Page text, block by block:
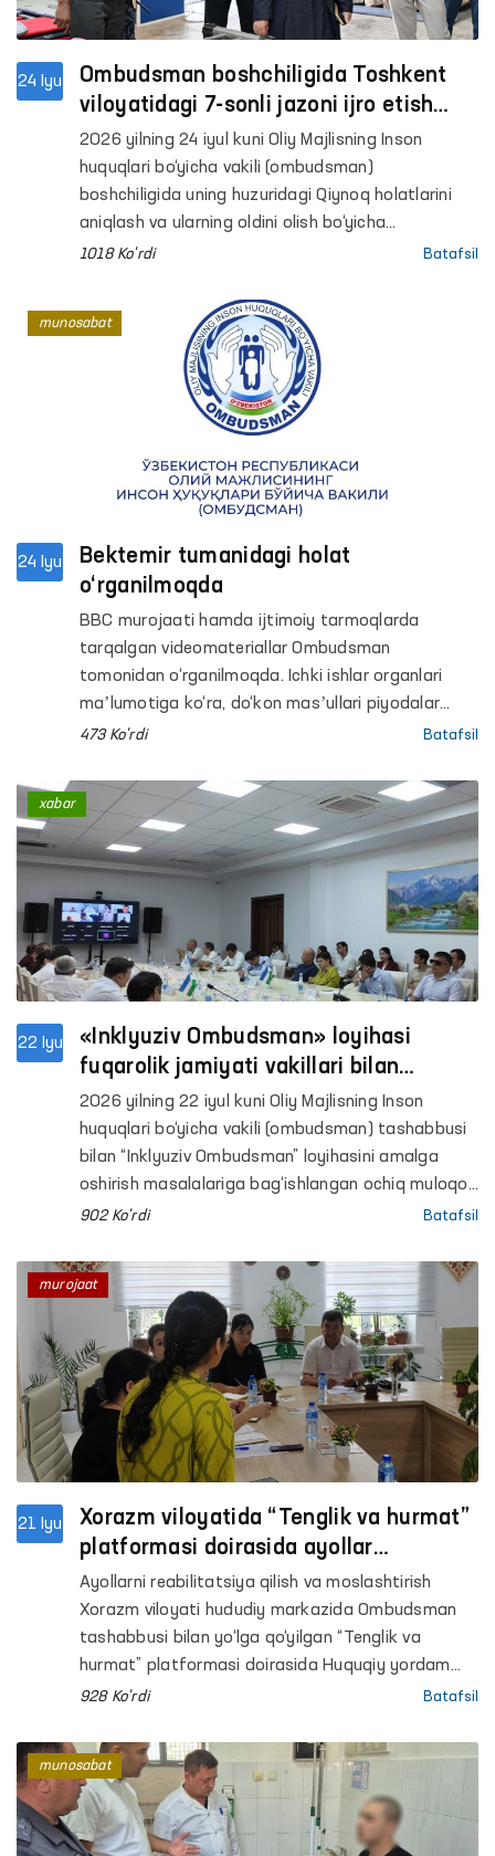
24 Iyu
Ombudsman boshchiligida Toshkent
viloyatidagi 7-sonli jazoni ijro etish
koloniyasida monitoring o‘tkazildi
2026 yilning 24 iyul kuni Oliy Majlisning Inson
huquqlari bo‘yicha vakili (ombudsman)
boshchiligida uning huzuridagi Qiynoq holatlarini
aniqlash va ularning oldini olish bo‘yicha
jamoatchilik guruhi aʼzolari Toshkent viloyatidagi
tashrifini amalga oshirdi.
1018 Ko'rdi Batafsil
24 Iyu
Bektemir tumanidagi holat
o‘rganilmoqda
BBC murojaati hamda ijtimoiy tarmoqlarda
tarqalgan videomateriallar Ombudsman
tomonidan o‘rganilmoqda. Ichki ishlar organlari
maʼlumotiga ko‘ra, do‘kon masʼullari piyodalar
yo‘lidagi qurilish materiallarini olib tashlash
talablar bajarilmagan va ikki nafar fuqaro
maʼmuriy javobgarlikka tortilgan. Murojaatda esa
ularni IIB binosiga olib borish jarayonida ortiqcha
kuch ishlatilgani bildirilgan. Ichki ishlar organlari
mazkur vajni rad etib, xodimlar o‘z vakolatlari
doirasida harakat qilganini maʼlum qilgan.
473 Ko'rdi Batafsil
munosabat
22 Iyu
«Inklyuziv Ombudsman» loyihasi
fuqarolik jamiyati vakillari bilan
muhokama qilindi
2026 yilning 22 iyul kuni Oliy Majlisning Inson
huquqlari bo‘yicha vakili (ombudsman) tashabbusi
bilan “Inklyuziv Ombudsman” loyihasini amalga
oshirish masalalariga bag‘ishlangan ochiq muloqot
o‘tkazildi.
902 Ko'rdi Batafsil
xabar
21 Iyu
Xorazm viloyatida “Tenglik va hurmat”
platformasi doirasida ayollar
murojaatlari o‘rganildi va hal etildi
Ayollarni reabilitatsiya qilish va moslashtirish
Xorazm viloyati hududiy markazida Ombudsman
tashabbusi bilan yo‘lga qo‘yilgan “Tenglik va
hurmat” platformasi doirasida Huquqiy yordam
avtobusi tadbiri o‘tkazildi.
928 Ko'rdi Batafsil
murojaat
munosabat